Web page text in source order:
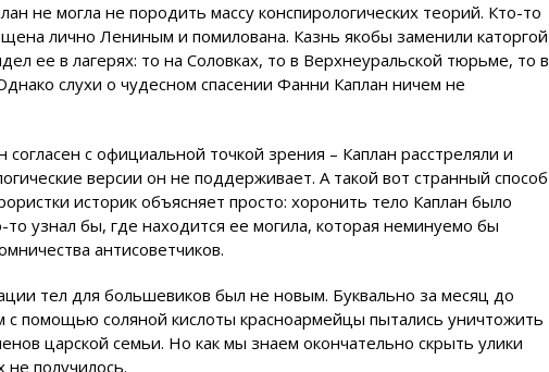
не могла не породить массу конспирологических теорий. Кто-то
лично Лениным и помилована. Казнь якобы заменили каторгой
ее в лагерях: то на Соловках, то в Верхнеуральской тюрьме, то в
слухи о чудесном спасении Фанни Каплан ничем не
с официальной точкой зрения – Каплан расстреляли и
версии он не поддерживает. А такой вот странный способ
историк объясняет просто: хоронить тело Каплан было
то узнал бы, где находится ее могила, которая неминуемо бы
антисоветчиков.
тел для большевиков был не новым. Буквально за месяц до
с помощью соляной кислоты красноармейцы пытались уничтожить
царской семьи. Но как мы знаем окончательно скрыть улики
не получилось.